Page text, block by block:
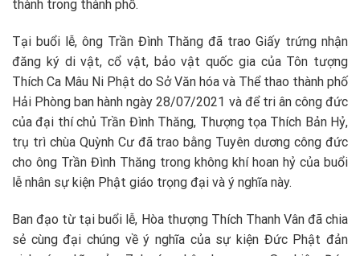
thành trong thành phố.
Tại buổi lễ, ông Trần Đình Thăng đã trao Giấy trứng nhận
đăng ký di vật, cổ vật, bảo vật quốc gia của Tôn tượng
Thích Ca Mâu Ni Phật do Sở Văn hóa và Thể thao thành phố
Hải Phòng ban hành ngày 28/07/2021 và để tri ân công đức
của đại thí chủ Trần Đình Thăng, Thượng tọa Thích Bản Hỷ,
trụ trì chùa Quỳnh Cư đã trao bằng Tuyên dương công đức
cho ông Trần Đình Thăng trong không khí hoan hỷ của buổi
lễ nhân sự kiện Phật giáo trọng đại và ý nghĩa này.
Ban đạo từ tại buổi lễ, Hòa thượng Thích Thanh Vân đã chia
sẻ cùng đại chúng về ý nghĩa của sự kiện Đức Phật đản